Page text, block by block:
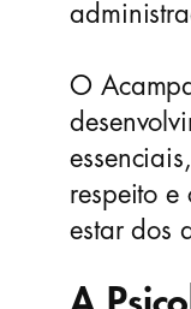
O
respeito e
estar dos